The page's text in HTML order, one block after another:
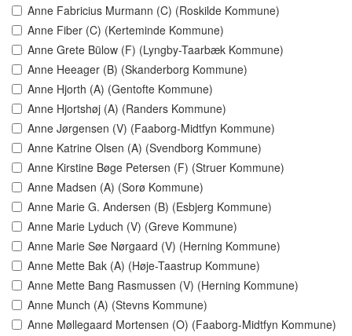
Anne Fabricius Murmann (C) (Roskilde Kommune)
Anne Fiber (C) (Kerteminde Kommune)
Anne Grete Bülow (F) (Lyngby-Taarbæk Kommune)
Anne Heeager (B) (Skanderborg Kommune)
Anne Hjorth (A) (Gentofte Kommune)
Anne Hjortshøj (A) (Randers Kommune)
Anne Jørgensen (V) (Faaborg-Midtfyn Kommune)
Anne Katrine Olsen (A) (Svendborg Kommune)
Anne Kirstine Bøge Petersen (F) (Struer Kommune)
Anne Madsen (A) (Sorø Kommune)
Anne Marie G. Andersen (B) (Esbjerg Kommune)
Anne Marie Lyduch (V) (Greve Kommune)
Anne Marie Søe Nørgaard (V) (Herning Kommune)
Anne Mette Bak (A) (Høje-Taastrup Kommune)
Anne Mette Bang Rasmussen (V) (Herning Kommune)
Anne Munch (A) (Stevns Kommune)
Anne Møllegaard Mortensen (O) (Faaborg-Midtfyn Kommune)